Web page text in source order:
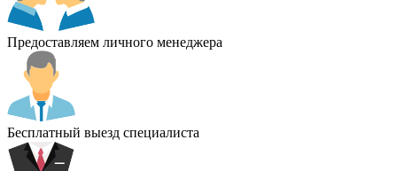
Предоставляем личного менеджера
Бесплатный выезд специалиста